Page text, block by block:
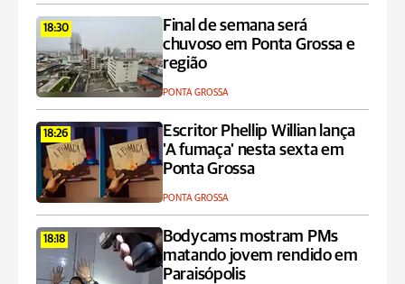
18:30
Final de semana será
chuvoso em Ponta Grossa e
região
PONTA GROSSA
18:26
Escritor Phellip Willian lança
'A fumaça' nesta sexta em
Ponta Grossa
PONTA GROSSA
18:18
Bodycams mostram PMs
matando jovem rendido em
Paraisópolis